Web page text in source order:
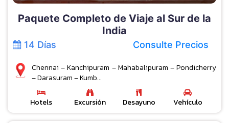
Paquete Completo de Viaje al Sur de la
India
14 Días Consulte Precios
Chennai – Kanchipuram – Mahabalipuram – Pondicherry
– Darasuram – Kumb...
Hotels Excursión Desayuno Vehículo